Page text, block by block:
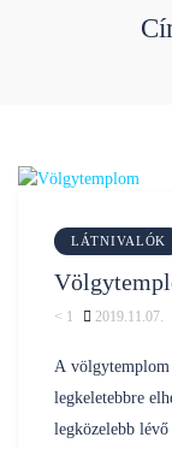
LÁTNIVALÓK
< 1
2019.11.07.
A
legkeletebbre
legközelebb lévő